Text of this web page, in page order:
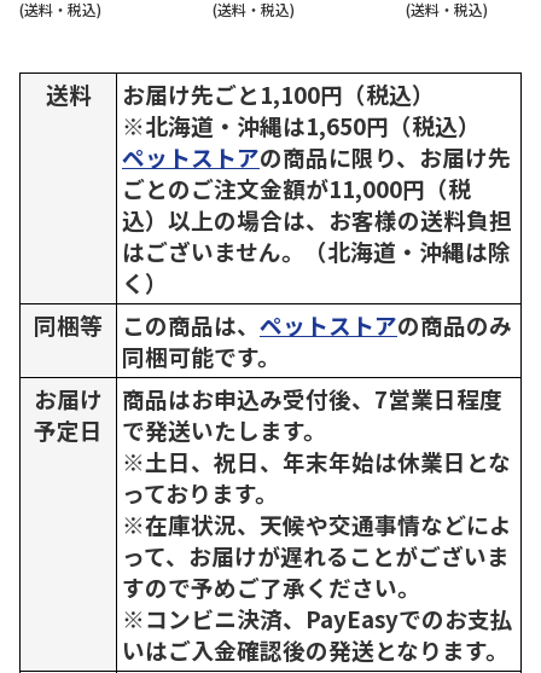
(送料・税込) (送料・税込) (送料・税込)
送料
お届け先ごと1,100円（税込）
※北海道・沖縄は1,650円（税込）
ペットストアの商品に限り、お届け先
ごとのご注文金額が11,000円（税
込）以上の場合は、お客様の送料負担
はございません。（北海道・沖縄は除
く）
同梱等
この商品は、 ペットストアの商品のみ
同梱可能です。
お届け
予定日
商品はお申込み受付後、7営業日程度
で発送いたします。
※土日、祝日、年末年始は休業日とな
っております。
※在庫状況、天候や交通事情などによ
って、お届けが遅れることがございま
すので予めご了承ください。
※コンビニ決済、PayEasyでのお支払
いはご入金確認後の発送となります。